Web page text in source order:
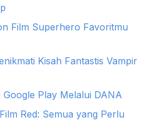
Film Superhero Favoritmu
Kisah Fantastis Vampir
Play Melalui DANA
Red: Semua yang Perlu